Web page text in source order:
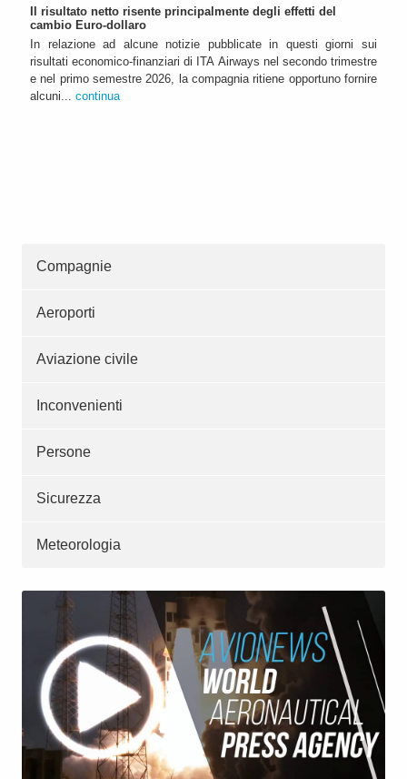
Il risultato netto risente principalmente degli effetti del
cambio Euro-dollaro
In relazione ad alcune notizie pubblicate in questi giorni sui
risultati economico-finanziari di ITA Airways nel secondo trimestre
e nel primo semestre 2026, la compagnia ritiene opportuno fornire
alcuni... continua
Compagnie
Aeroporti
Aviazione civile
Inconvenienti
Persone
Sicurezza
Meteorologia